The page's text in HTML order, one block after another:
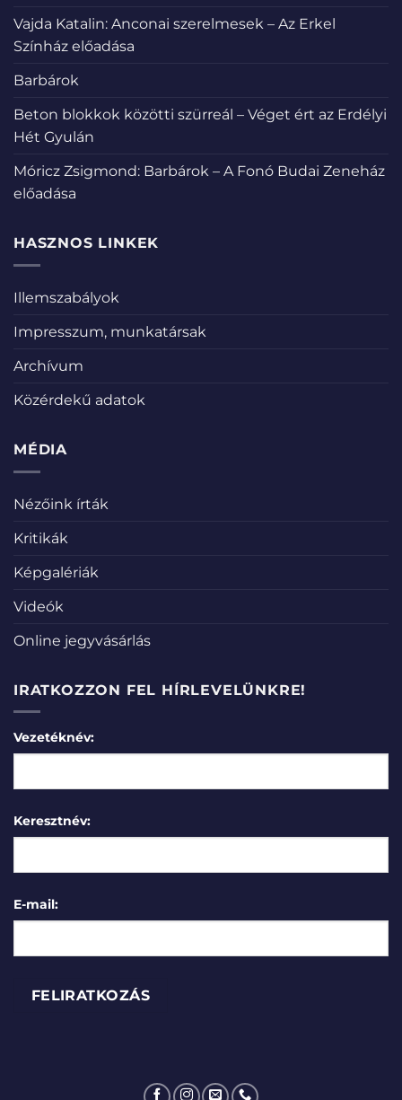
Vajda Katalin: Anconai szerelmesek – Az Erkel
Színház előadása
Barbárok
Beton blokkok közötti szürreál – Véget ért az Erdélyi
Hét Gyulán
Móricz Zsigmond: Barbárok – A Fonó Budai Zeneház
előadása
HASZNOS LINKEK
Illemszabályok
Impresszum, munkatársak
Archívum
Közérdekű adatok
MÉDIA
Nézőink írták
Kritikák
Képgalériák
Videók
Online jegyvásárlás
IRATKOZZON FEL HÍRLEVELÜNKRE!
Vezetéknév:
Keresztnév:
E-mail: